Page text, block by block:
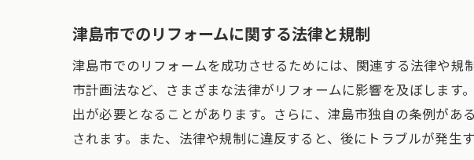
節約できる
長期的に見
DIYでプラス
津島市でのリフォームに関する法律と規制
津島市でのリフォームを成功させるためには、関連する法律や
市計画法など、さまざまな法律がリフォームに影響を及ぼしま
出が必要となることがあります。さらに、津島市独自の条例が
されます。また、法律や規制に違反すると、後にトラブルが発生